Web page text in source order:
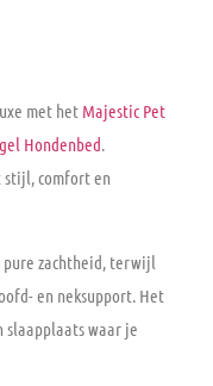
met het Majestic Pet
Hondenbed.
stijl, comfort en
zachtheid, terwijl
en neksupport. Het
slaapplaats waar je